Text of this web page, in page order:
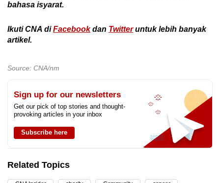
bahasa isyarat.
Ikuti CNA diFacebookdan Twitteruntuklebih banyak
artikel.
Source: CNA/nm
Sign up for our newsletters
Get our pick of top stories and thought-
provoking articles in your inbox
Subscribe here
Related Topics